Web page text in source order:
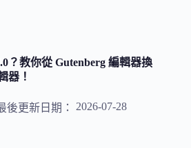
？教你從 Gutenberg 編輯器換
器！
後更新日期：
2026-07-28